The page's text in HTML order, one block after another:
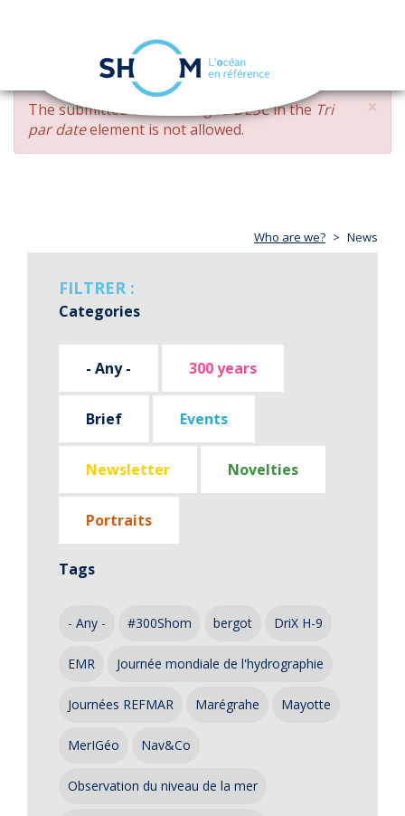
Skip
main
content
navigation
×
ERROR
MESSAGE
The submitted value changed DESCin the Tri
par dateelement is not allowed.
Who are we? News
FILTRER :
Categories
- Any - 300 years
Brief Events
Newsletter Novelties
Portraits
Tags
- Any - #300Shom bergot DriX H-9
EMR Journée mondiale de l'hydrographie
Journées REFMAR Marégrahe Mayotte
MerIGéo Nav&Co
Observation du niveau de la mer